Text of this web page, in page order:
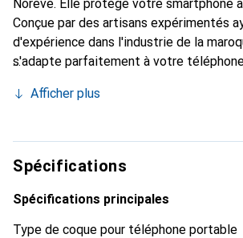
Noreve. Elle protège votre smartphone
Conçue par des artisans expérimentés
d'expérience dans l'industrie de la
s'adapte parfaitement à votre
Elle devient l'accessoire chic et
produits de haute qualité, la marque
fiable pour une clientèle exigeante.
Afficher plus
Spécifications
Spécifications principales
Type de coque pour téléphone portable